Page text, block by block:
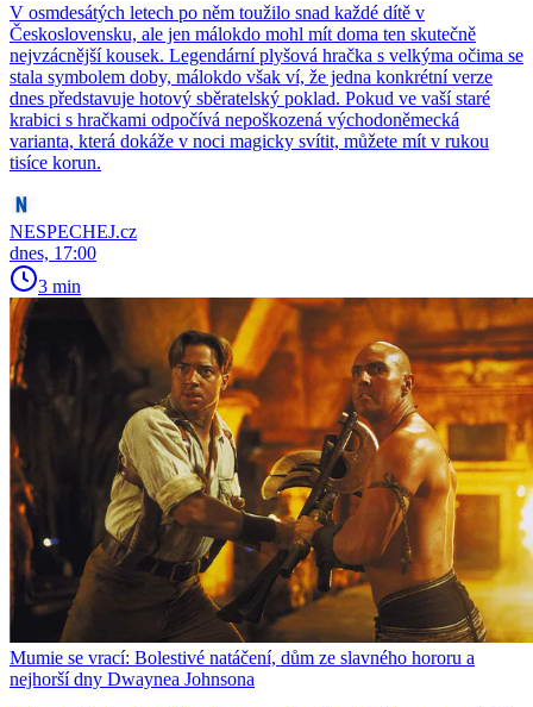
V osmdesátých letech po něm toužilo snad každé dítě v
Československu, ale jen málokdo mohl mít doma ten skutečně
nejvzácnější kousek. Legendární plyšová hračka s velkýma očima se
stala symbolem doby, málokdo však ví, že jedna konkrétní verze
dnes představuje hotový sběratelský poklad. Pokud ve vaší staré
krabici s hračkami odpočívá nepoškozená východoněmecká
varianta, která dokáže v noci magicky svítit, můžete mít v rukou
tisíce korun.
NESPECHEJ.cz
dnes, 17:00
3 min
Mumie se vrací: Bolestivé natáčení, dům ze slavného hororu a
nejhorší dny Dwaynea Johnsona